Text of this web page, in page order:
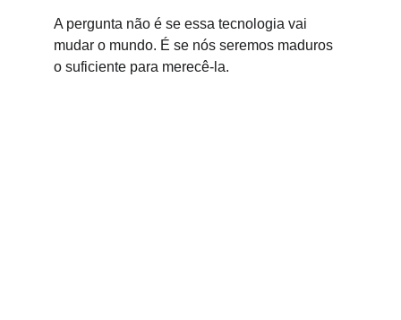
A pergunta não é se essa tecnologia vai
mudar o mundo. É se nós seremos maduros
o suficiente para merecê-la.